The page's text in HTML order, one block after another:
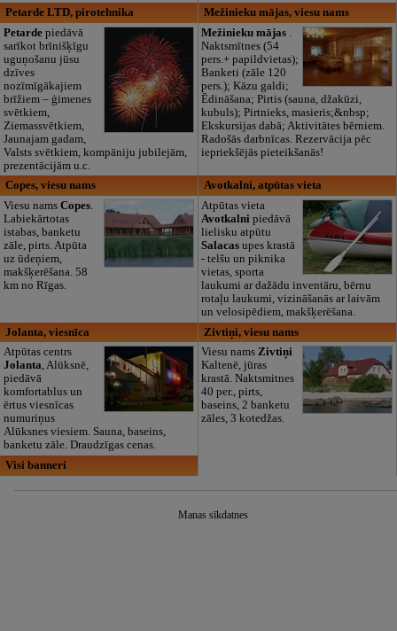
Petarde LTD, pirotehnika
Petardepiedāvā
sarīkot brīnišķīgu
uguņošanu jūsu
dzīves
nozīmīgākajiem
brīžiem – ģimenes
svētkiem,
Ziemassvētkiem,
Jaunajam gadam,
Valsts svētkiem, kompāniju jubilejām,
prezentācijām u.c.
Mežinieku mājas, viesu nams
Mežinieku mājas
Naktsmītnes (54
pers.+ papildvietas);
Banketi (zāle 120
pers.); Kāzu galdi;
Ēdināšana; Pirtis (sauna, džakūzi,
kubuls); Pirtnieks, masieris;&nbsp;
Ekskursijas dabā; Aktivitātes bērniem.
Radošās darbnīcas. Rezervācija pēc
iepriekšējās pieteikšanās!
Copes, viesu nams
Viesu nams Copes.
Labiekārtotas
istabas, banketu
zāle, pirts. Atpūta
uz ūdeņiem,
makšķerēšana. 58
km no Rīgas.
Avotkalni, atpūtas vieta
Atpūtas vieta
Avotkalni piedāvā
lielisku atpūtu
Salacas upes krastā
- telšu un piknika
vietas, sporta
laukumi ar dažādu inventāru, bērnu
rotaļu laukumi, vizināšanās ar laivām
un velosipēdiem, makšķerēšana.
Jolanta, viesnīca
Atpūtas centrs
Jolanta, Alūksnē,
piedāvā
komfortablus un
ērtus viesnīcas
numuriņus
Alūksnes viesiem. Sauna, baseins,
banketu zāle. Draudzīgas cenas.
Zivtiņi, viesu nams
Viesu namsZivtiņi
Kaltenē, jūras
krastā. Naktsmitnes
40 per., pirts,
baseins, 2 banketu
zāles, 3 kotedžas.
Visi banneri
Manas sīkdatnes